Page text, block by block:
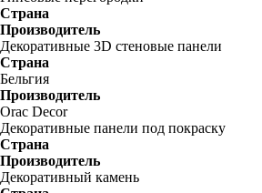
Страна
Производитель
Декоративные 3D стеновые панели
Страна
Бельгия
Производитель
Orac Decor
Декоративные панели под покраску
Страна
Производитель
Декоративный камень